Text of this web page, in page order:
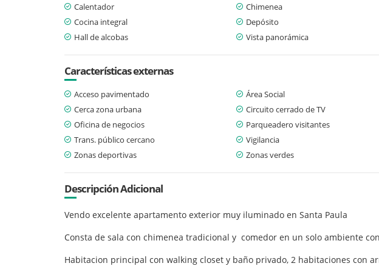
Calentador
Chimenea
Cocina integral
Depósito
Hall de alcobas
Vista panorámica
Características externas
Acceso pavimentado Área Social
Cerca zona urbana
Circuito cerrado de TV
Oficina de negocios
Parqueadero visitantes
Trans. público cercano
Vigilancia
Zonas deportivas
Zonas verdes
Descripción Adicional
Vendo excelente apartamento exterior muy iluminado en Santa Paula
Consta de sala con chimenea tradicional y comedor en un solo ambiente
Habitacion principal con walking closet y baño privado, 2 habitaciones con